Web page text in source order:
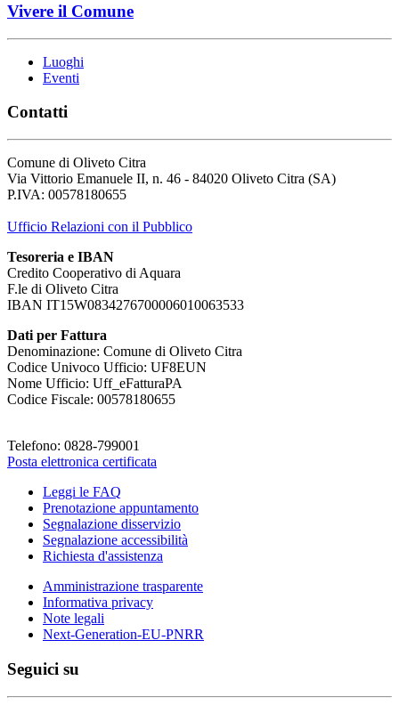
Vivere il Comune
Luoghi
Eventi
Contatti
Comune di Oliveto Citra
Via Vittorio Emanuele II, n. 46 - 84020 Oliveto Citra (SA)
P.IVA: 00578180655
Ufficio Relazioni con il Pubblico
Tesoreria e IBAN
Credito Cooperativo di Aquara
F.le di Oliveto Citra
IBAN IT15W0834276700006010063533
Dati per Fattura
Denominazione: Comune di Oliveto Citra
Codice Univoco Ufficio: UF8EUN
Nome Ufficio: Uff_eFatturaPA
Codice Fiscale: 00578180655
Telefono: 0828-799001
Posta elettronica certificata
Leggi le FAQ
Prenotazione appuntamento
Segnalazione disservizio
Segnalazione accessibilità
Richiesta d'assistenza
Amministrazione trasparente
Informativa privacy
Note legali
Next-Generation-EU-PNRR
Seguici su